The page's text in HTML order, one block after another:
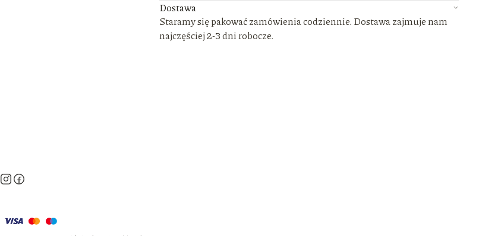
Dostawa
Staramy się pakować zamówienia codziennie. Dostawa zajmuje nam
najczęściej 2-3 dni robocze.